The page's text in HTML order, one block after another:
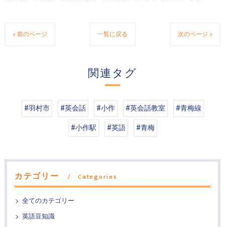
< 前のページ 一覧に戻る 次のページ >
関連タグ
#羽村市 #英会話 #小作 #英会話教室
#青梅線
#小作駅
#英語 #青梅
カテゴリー Categories
全てのカテゴリー
英語豆知識